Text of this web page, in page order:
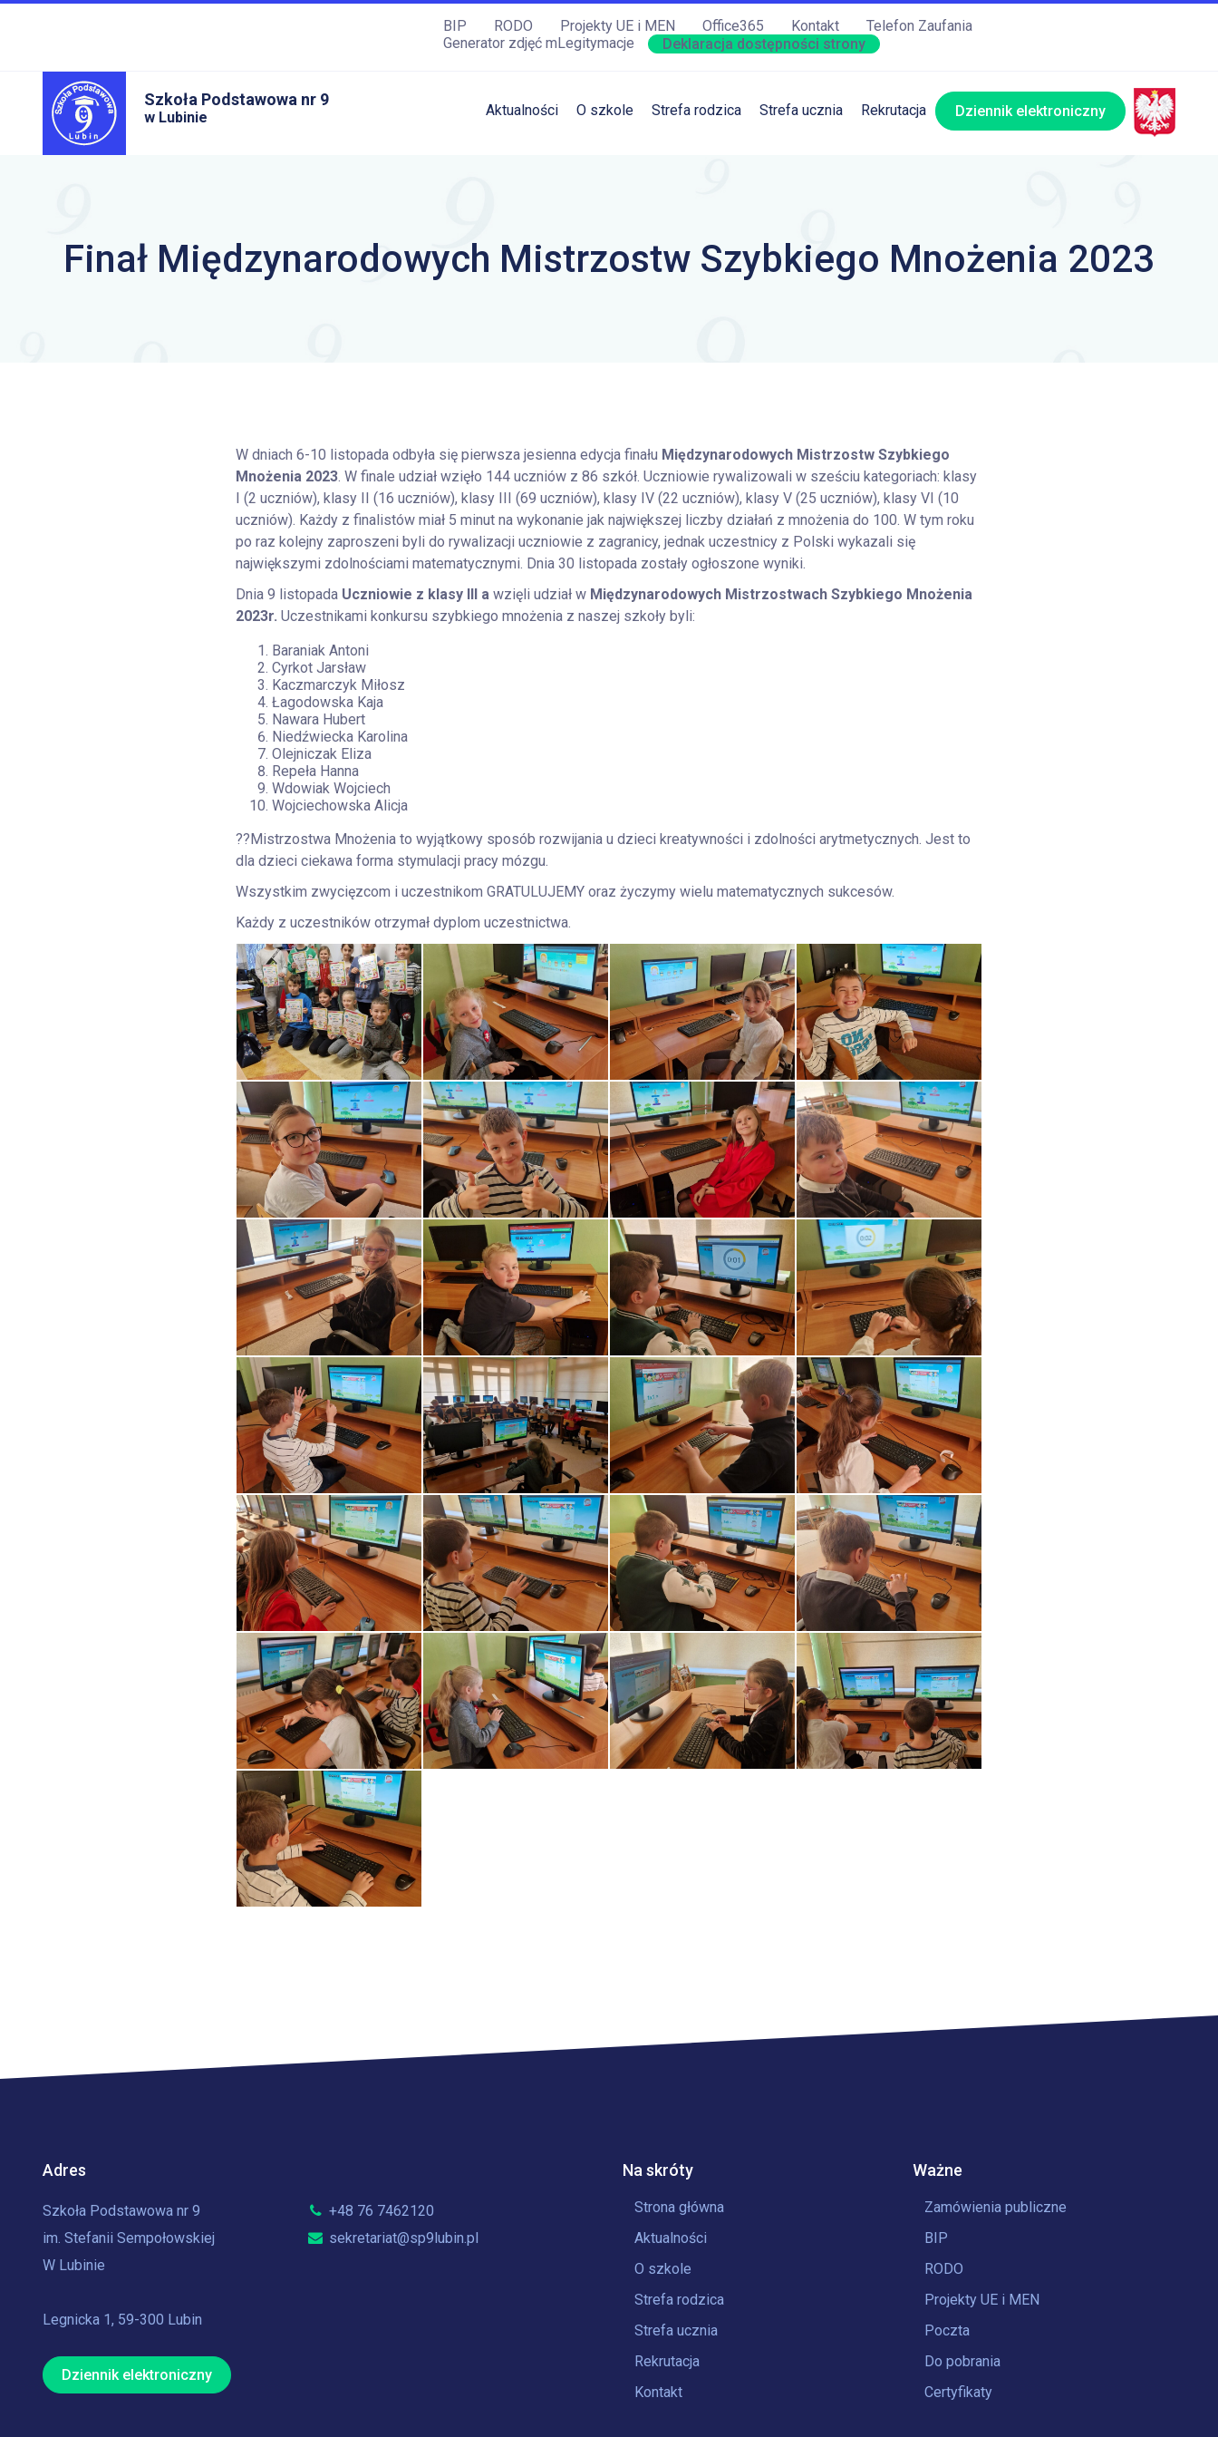
BIP RODO Projekty UE i MEN Office365 Kontakt
Telefon Zaufania
Generator zdjęć mLegitymacje
Deklaracja dostępności strony
Szkoła Podstawowa nr 9
w Lubinie Aktualności O szkole Strefa rodzica Strefa ucznia Rekrutacja Dziennik elektroniczny
Finał Międzynarodowych Mistrzostw Szybkiego Mnożenia 2023
W dniach 6-10 listopada odbyła się pierwsza jesienna edycja finału Międzynarodowych Mistrzostw Szybkiego
Mnożenia 2023. W finale udział wzięło 144 uczniów z 86 szkół. Uczniowie rywalizowali w sześciu kategoriach: klasy
I (2 uczniów), klasy II (16 uczniów), klasy III (69 uczniów), klasy IV (22 uczniów), klasy V (25 uczniów), klasy VI (10
uczniów). Każdy z finalistów miał 5 minut na wykonanie jak największej liczby działań z mnożenia do 100. W tym roku
po raz kolejny zaproszeni byli do rywalizacji uczniowie z zagranicy, jednak uczestnicy z Polski wykazali się
największymi zdolnościami matematycznymi. Dnia 30 listopada zostały ogłoszone wyniki.
Dnia 9 listopada Uczniowie z klasy III a wzięli udział w Międzynarodowych Mistrzostwach Szybkiego Mnożenia
2023r.Uczestnikami konkursu szybkiego mnożenia z naszej szkoły byli:
Baraniak Antoni
Cyrkot Jarsław
Kaczmarczyk Miłosz
Łagodowska Kaja
Nawara Hubert
Niedźwiecka Karolina
Olejniczak Eliza
Repeła Hanna
Wdowiak Wojciech
Wojciechowska Alicja
??Mistrzostwa Mnożenia to wyjątkowy sposób rozwijania u dzieci kreatywności i zdolności arytmetycznych. Jest to
dla dzieci ciekawa forma stymulacji pracy mózgu.
Wszystkim zwycięzcom i uczestnikom GRATULUJEMY oraz życzymy wielu matematycznych sukcesów.
Każdy z uczestników otrzymał dyplom uczestnictwa.
Adres
Szkoła Podstawowa nr 9
im. Stefanii Sempołowskiej
W Lubinie
Legnicka 1, 59-300 Lubin
+48 76 7462120
sekretariat@sp9lubin.pl
Dziennik elektroniczny
Na skróty
Strona główna
Aktualności
O szkole
Strefa rodzica
Strefa ucznia
Rekrutacja
Kontakt
Ważne
Zamówienia publiczne
BIP
RODO
Projekty UE i MEN
Poczta
Do pobrania
Certyfikaty